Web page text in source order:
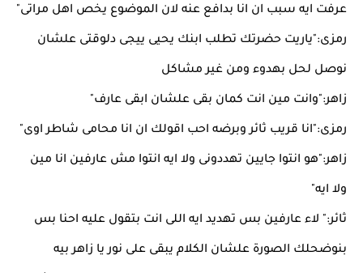
عرفت ايه سبب ان انا بدافع عنه لان الموضوع يخص اهل مراتى"
رمزى:"ياريت حضرتك تطلب ابنك يحيى ييجى دلوقتى علشان
نوصل لحل بهدوء ومن غير مشاكل
زاهر:"وانت مين انت كمان بقى علشان ابقى عارف"
رمزى:"انا قريب ثائر وبرضه احب اقولك ان انا محامى شاطر اوى"
زاهر:"هو انتوا جايين تهددونى ولا ايه انتوا مش عارفين انا مين
ولا ايه"
ثائر:" لاء عارفين بس تهديد ايه اللى انت بتقول عليه احنا بس
بنوضحلك الصورة علشان الكلام يبقى على نور يا زاهر بيه